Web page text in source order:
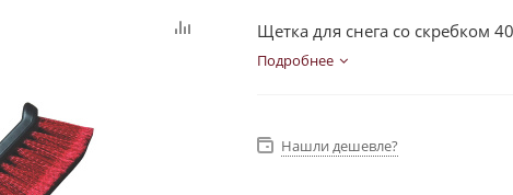
Щетка для снега со скребком
Подробнее
Нашли дешевле?